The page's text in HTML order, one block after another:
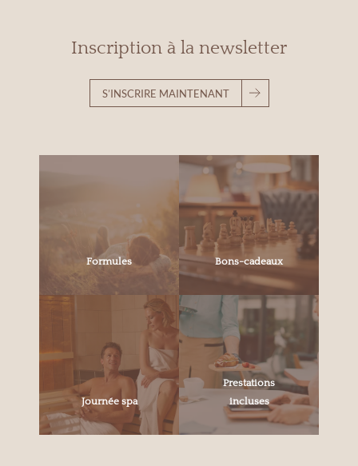
Inscription à la newsletter
S’INSCRIRE MAINTENANT
Formules Bons-cadeaux
Journée spa
Prestations
incluses